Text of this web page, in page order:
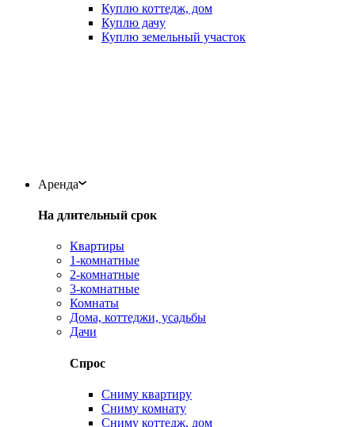
Куплю коттедж, дом
Куплю дачу
Куплю земельный участок
Аренда
На длительный срок
Квартиры
1-комнатные
2-комнатные
3-комнатные
Комнаты
Дома, коттеджи, усадьбы
Дачи
Спрос
Сниму квартиру
Сниму комнату
Сниму коттедж, дом